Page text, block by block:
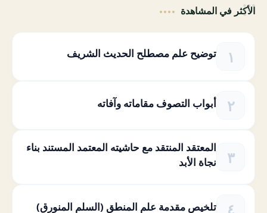
الأكثر في المشاهدة
توضيح علم مصطلح الحديث الشريف
أبواب التصوف مقاماته وآفاته
المعتقد المنتقد مع حاشيته المعتمد المستند بناء
نجاة الأبد
تلخيص مقدمة علم المنطق (السلم المنورق)